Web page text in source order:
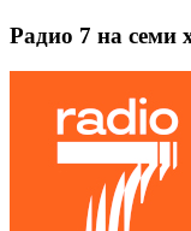
Радио 7 на семи